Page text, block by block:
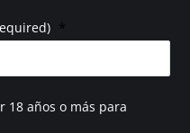
*
18 años o más para